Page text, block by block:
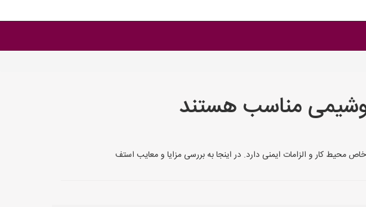
مناسب هستند
محیط کار و الزامات ایمنی دارد. در اینجا به بررسی مزایا و معایب استف